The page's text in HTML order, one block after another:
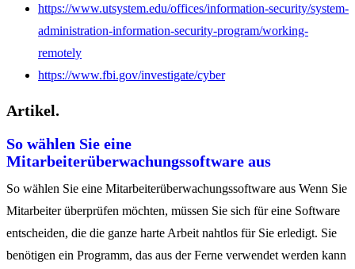
https://www.utsystem.edu/offices/information-security/system-
administration-information-security-program/working-
remotely
https://www.fbi.gov/investigate/cyber
Artikel.
So wählen Sie eine
Mitarbeiterüberwachungssoftware aus
So wählen Sie eine Mitarbeiterüberwachungssoftware aus Wenn Sie
Mitarbeiter überprüfen möchten, müssen Sie sich für eine Software
entscheiden, die die ganze harte Arbeit nahtlos für Sie erledigt. Sie
benötigen ein Programm, das aus der Ferne verwendet werden kann